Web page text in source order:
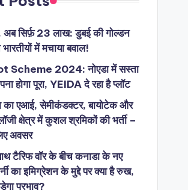
अब सिर्फ़ 23 लाख: डुबई की गोल्डन
में मचाया बवाल!
Scheme 2024: नोएडा में सस्ता
होगा पूरा, YEIDA दे रहा है प्लॉट
का एआई, सेमीकंडक्टर, बायोटेक और
क्षेत्र में कुशल श्रमिकों की भर्ती –
अवसर
टैरिफ वॉर के बीच कनाडा के नए
का इमिग्रेशन के मुद्दे पर क्या है रुख,
प्रभाव?